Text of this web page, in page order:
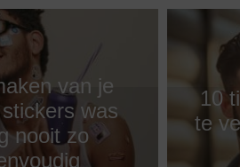
van je
was
nooit zo
10
te